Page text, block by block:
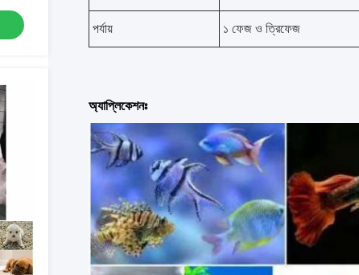
পর্যায় ১ ফেজ ও ত্রিফেজ
অ্যাপ্লিকেশনঃ